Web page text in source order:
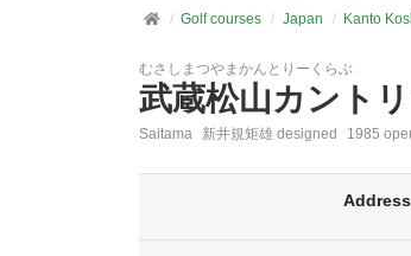
Golf courses Japan Kanto
むさしまつやまかんとりーくらぶ
武蔵松山カント
Saitama 新井規矩雄 designed 1985
Address